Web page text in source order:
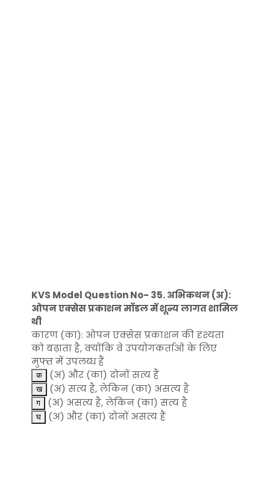
KVS Model Question No- 35. अभिकथन (अ):
ओपन एक्सेस प्रकाशन मॉडल में शून्य लागत शामिल
थी
कारण (का): ओपन एक्सेस प्रकाशन की दृश्यता
को बढ़ाता है, क्योंकि वे उपयोगकर्ताओं के लिए
मुफ्त में उपलब्ध हैं
(अ) और (का) दोनों सत्य हैं
(अ) सत्य है, लेकिन (का) असत्य है
(अ) असत्य है, लेकिन (का) सत्य है
(अ) और (का) दोनों असत्य हैं